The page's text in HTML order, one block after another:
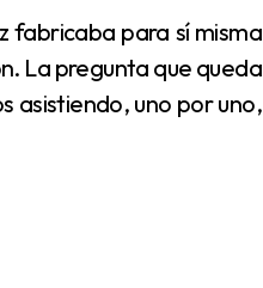
La pregunta que queda
asistiendo, uno por uno,